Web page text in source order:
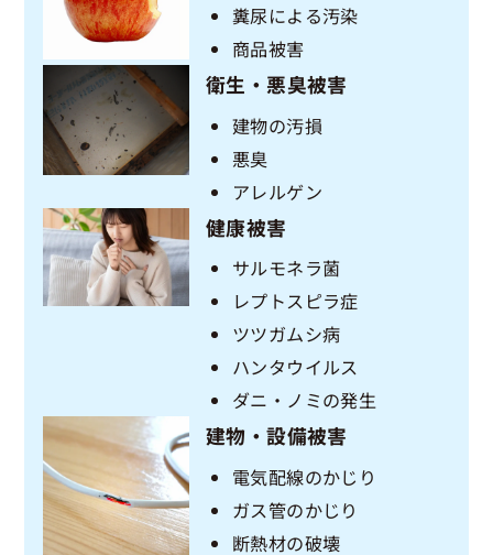
糞尿による汚染
商品被害
衛生・悪臭被害
建物の汚損
悪臭
アレルゲン
健康被害
サルモネラ菌
レプトスピラ症
ツツガムシ病
ハンタウイルス
ダニ・ノミの発生
建物・設備被害
電気配線のかじり
ガス管のかじり
断熱材の破壊